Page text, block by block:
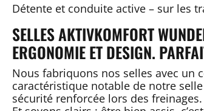
Détente et conduite active – sur les
SELLES AKTIVKOMFORT
ERGONOMIE ET DESIGN.
Nous fabriquons nos selles avec un
caractéristique notable de notre
sécurité renforcée lors des